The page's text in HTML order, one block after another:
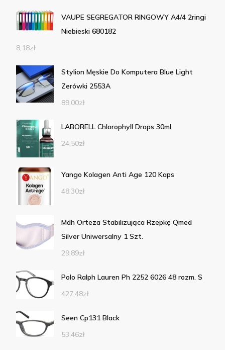
VAUPE SEGREGATOR RINGOWY A4/4 2ringi
Niebieski 680182
8,18zł
Stylion Męskie Do Komputera Blue Light
Zerówki 2553A
89,00zł
LABORELL Chlorophyll Drops 30ml
24,50zł
Yango Kolagen Anti Age 120 Kaps
48,30zł
Mdh Orteza Stabilizująca Rzepkę Qmed
Silver Uniwersalny 1 Szt.
29,89zł
Polo Ralph Lauren Ph 2252 6026 48 rozm. S
427,48zł
Seen Cp131 Black
53,46zł